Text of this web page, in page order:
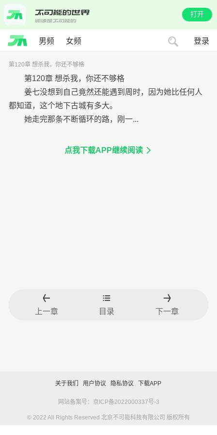
打开
男频 女频 登录
第120章 想杀我，你还不够格
第120章 想杀我，你还不够格
姜七没想到自己竟然还能遇到周时，因为她比任何人
都知道，这个地下古城有多大。
她走完那条不断循环的路，刚一...
点我下载APP继续阅读
上一章 目录 下一章
关于我们 用户协议 隐私协议 下载APP
网站备案号：京ICP备2022000337号-3
© 2022 All Rights Reserved 北京不可能科技有限公司 版权所有